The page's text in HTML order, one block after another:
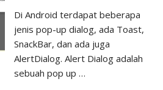
Di Android terdapat beberapa
jenis pop-up dialog, ada Toast,
SnackBar, dan ada juga
AlertDialog. Alert Dialog adalah
sebuah pop up …